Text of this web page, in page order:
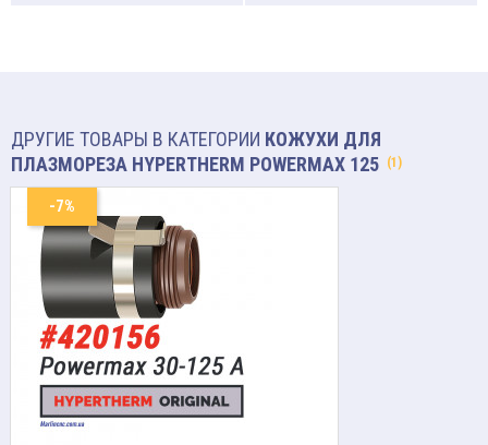
ДРУГИЕ ТОВАРЫ В КАТЕГОРИИ КОЖУХИ ДЛЯ
ПЛАЗМОРЕЗА HYPERTHERM POWERMAX 125 (1)
-7%